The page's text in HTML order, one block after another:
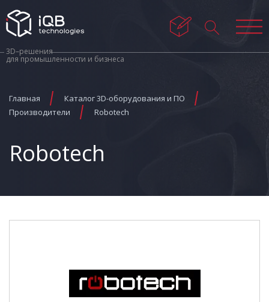
3D–решения
для промышленности и бизнеса
Главная
Каталог 3D-оборудования и ПО
Производители
Robotech
Robotech